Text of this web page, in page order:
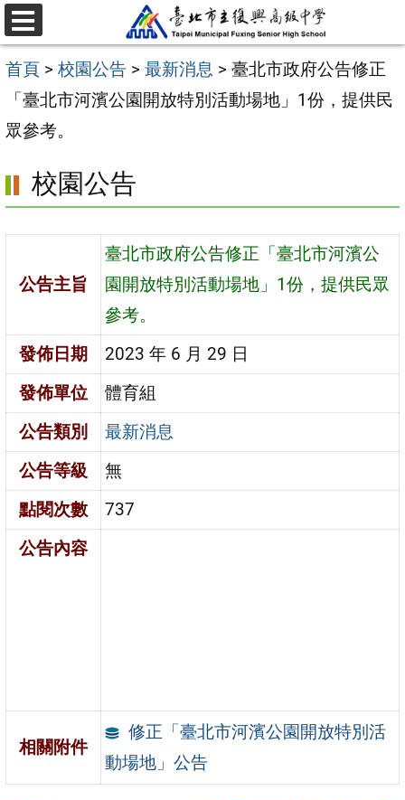
跳
至
主
要
內
區
選
單
首頁 > 校園公告 > 最新消息 > 臺北市政府公告修正
「臺北市河濱公園開放特別活動場地」1份，提供民
眾參考。
校園公告
公告主旨
臺北市政府公告修正「臺北市河濱公
園開放特別活動場地」1份，提供民眾
參考。
發佈日期
2023 年 6 月 29 日
發佈單位
體育組
公告類別
最新消息
公告等級
無
點閱次數
737
公告內容
相關附件
修正「臺北市河濱公園開放特別活
動場地」公告